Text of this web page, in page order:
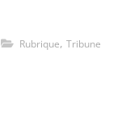
Rubrique, Tribune